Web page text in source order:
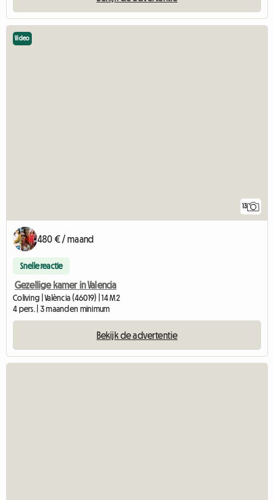
13
Video
480 € / maand
Snelle reactie
Gezellige kamer in Valencia
Coliving | València (46019) | 14 M2
4 pers. | 3 maanden minimum
Bekijk de advertentie